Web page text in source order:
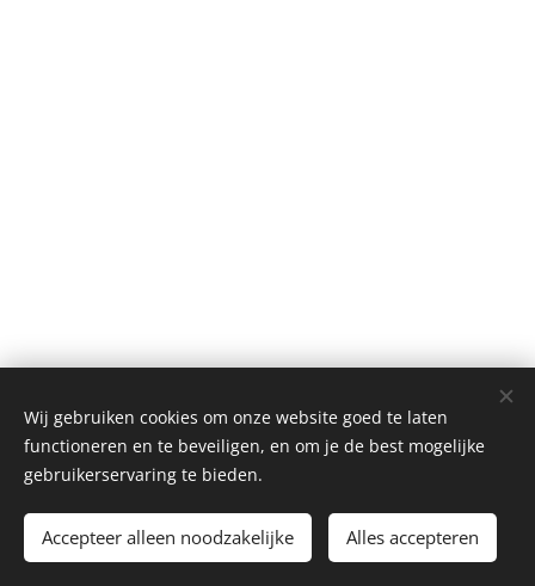
esthetiek Cookies
Wij gebruiken cookies om onze website goed te laten
functioneren en te beveiligen, en om je de best mogelijke
gebruikerservaring te bieden.
Accepteer alleen noodzakelijke Alles accepteren